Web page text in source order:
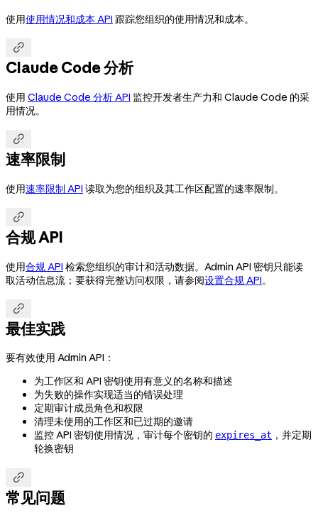
使用使用情况和成本 API 跟踪您组织的使用情况和成本。

Claude Code 分析
使用 Claude Code 分析 API 监控开发者生产力和 Claude Code 的采
用情况。

速率限制
使用速率限制 API 读取为您的组织及其工作区配置的速率限制。

合规 API
使用合规 API 检索您组织的审计和活动数据。Admin API 密钥只能读
取活动信息流；要获得完整访问权限，请参阅设置合规 API。

最佳实践
要有效使用 Admin API：
为工作区和 API 密钥使用有意义的名称和描述
为失败的操作实现适当的错误处理
定期审计成员角色和权限
清理未使用的工作区和已过期的邀请
监控 API 密钥使用情况，审计每个密钥的 expires_at ，并定期
轮换密钥

常见问题